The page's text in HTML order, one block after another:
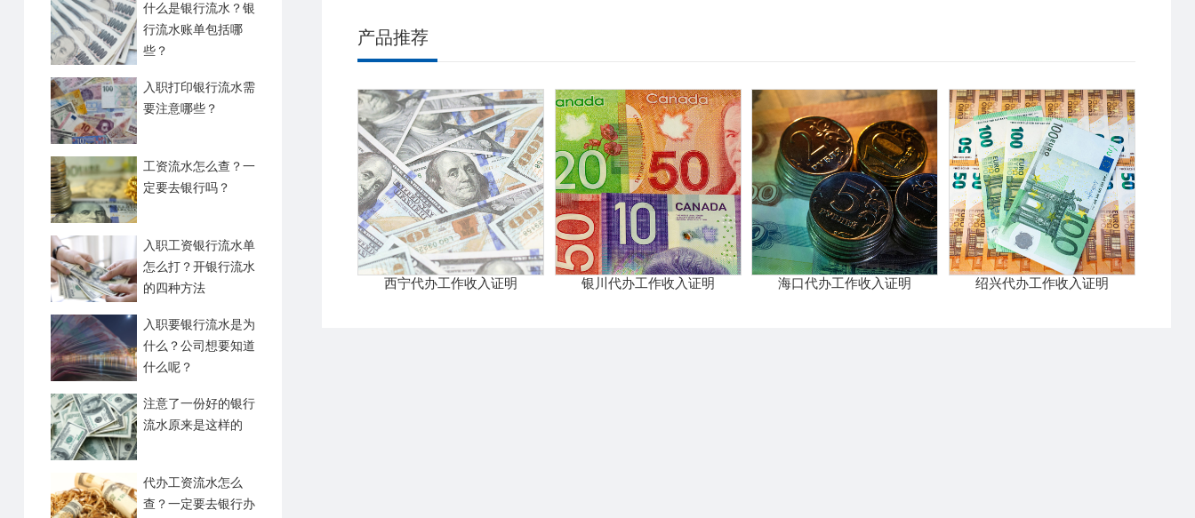
什么是银行流水？银
行流水账单包括哪
些？
入职打印银行流水需
要注意哪些？
工资流水怎么查？一
定要去银行吗？
入职工资银行流水单
怎么打？开银行流水
的四种方法
入职要银行流水是为
什么？公司想要知道
什么呢？
注意了一份好的银行
流水原来是这样的
代办工资流水怎么
查？一定要去银行办
产品推荐
西宁代办工作收入证明 银川代办工作收入证明 海口代办工作收入证明 绍兴代办工作收入证明